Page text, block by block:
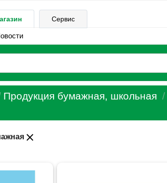
Сервис
Продукция бумажная, школьная
close